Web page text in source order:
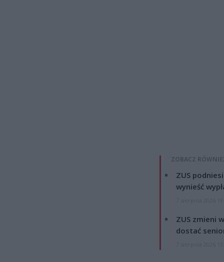
ZOBACZ
ZUS
wynieść
ZUS zmieni
dostać